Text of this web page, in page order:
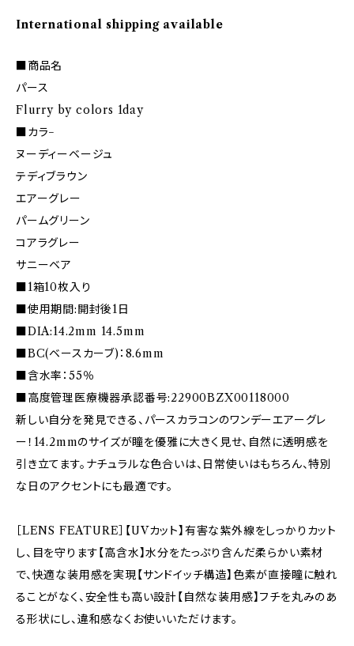
International shipping available
■商品名
パース
Flurry by colors 1day
■カラ−
ヌーディーベージュ
テディブラウン
エアーグレー
パームグリーン
コアラグレー
サニーベア
■1箱10枚入り
■使用期間:開封後1日
■DIA:14.2mm 14.5mm
■BC(ベースカーブ)：8.6mm
■含水率：55％
■高度管理医療機器承認番号:22900BZX00118000
新しい自分を発見できる、パースカラコンのワンデーエアーグレ
ー！14.2mmのサイズが瞳を優雅に大きく見せ、自然に透明感を
引き立てます。ナチュラルな色合いは、日常使いはもちろん、特別
な日のアクセントにも最適です。
［LENS FEATURE］【UVカット】有害な紫外線をしっかりカット
し、目を守ります【高含水】水分をたっぷり含んだ柔らかい素材
で、快適な装用感を実現【サンドイッチ構造】色素が直接瞳に触れ
ることがなく、安全性も高い設計【自然な装用感】フチを丸みのあ
る形状にし、違和感なくお使いいただけます。